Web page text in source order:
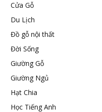
Cửa Gỗ
Du Lịch
Đồ gỗ nội thất
Đời Sống
Giường Gỗ
Giường Ngủ
Hạt Chia
Học Tiếng Anh